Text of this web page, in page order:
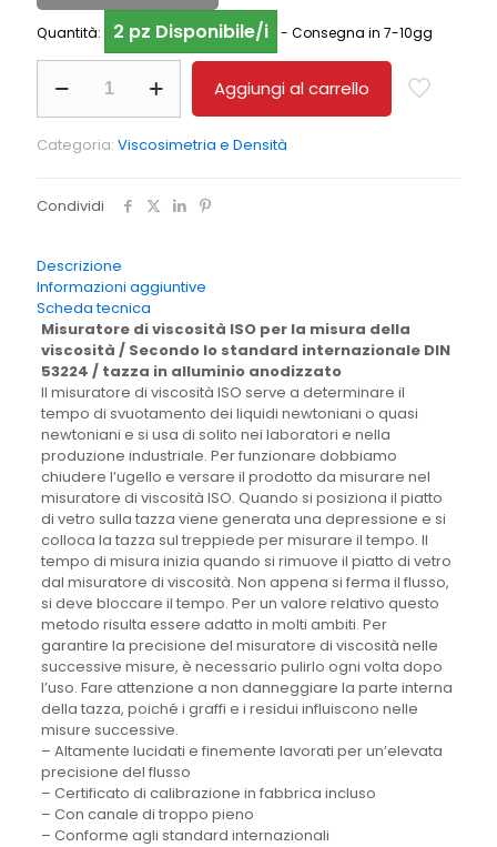
Quantità: 2 pz Disponibile/i - Consegna in 7-10gg
viscosità
tazza
PCE-
128/3
Aggiungi al carrello
Categoria: Viscosimetria e Densità
Condividi
Descrizione
Informazioni aggiuntive
Scheda tecnica
Misuratore di viscosità ISO per la misura della
viscosità / Secondo lo standard internazionale DIN
53224 / tazza in alluminio anodizzato
Il misuratore di viscosità ISO serve a determinare il
tempo di svuotamento dei liquidi newtoniani o quasi
newtoniani e si usa di solito nei laboratori e nella
produzione industriale. Per funzionare dobbiamo
chiudere l’ugello e versare il prodotto da misurare nel
misuratore di viscosità ISO. Quando si posiziona il piatto
di vetro sulla tazza viene generata una depressione e si
colloca la tazza sul treppiede per misurare il tempo. Il
tempo di misura inizia quando si rimuove il piatto di vetro
dal misuratore di viscosità. Non appena si ferma il flusso,
si deve bloccare il tempo. Per un valore relativo questo
metodo risulta essere adatto in molti ambiti. Per
garantire la precisione del misuratore di viscosità nelle
successive misure, è necessario pulirlo ogni volta dopo
l’uso. Fare attenzione a non danneggiare la parte interna
della tazza, poiché i graffi e i residui influiscono nelle
misure successive.
– Altamente lucidati e finemente lavorati per un’elevata
precisione del flusso
– Certificato di calibrazione in fabbrica incluso
– Con canale di troppo pieno
– Conforme agli standard internazionali